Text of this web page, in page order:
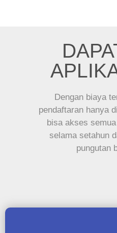
Dengan biaya
pendaftaran hanya
bisa akses
selama setahun
pungutan